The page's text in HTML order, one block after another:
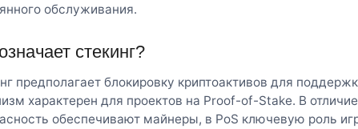
обслуживания.
стекинг?
предполагает блокировку криптоактивов для
характерен для проектов на Proof-of-Stake. В
обеспечивают майнеры, в PoS ключевую роль